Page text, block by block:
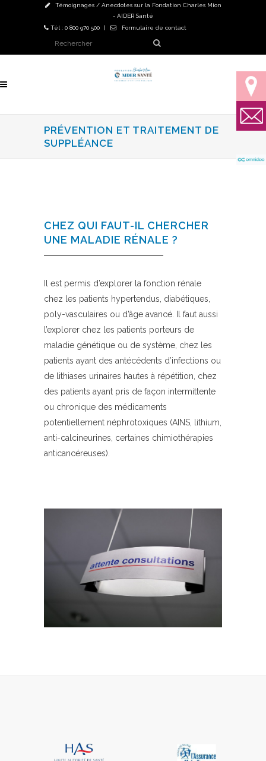
Témoignages / Anecdotes sur la Fondation Charles Mion
- AIDER Santé
Tél : 0 800 970 500 |
Formulaire de contact
PRÉVENTION ET TRAITEMENT DE
SUPPLÉANCE
CHEZ QUI FAUT-IL CHERCHER
UNE MALADIE RÉNALE ?
Il est permis d’explorer la fonction rénale
chez les patients hypertendus, diabétiques,
poly-vasculaires ou d’âge avancé. Il faut aussi
l’explorer chez les patients porteurs de
maladie génétique ou de système, chez les
patients ayant des antécédents d’infections ou
de lithiases urinaires hautes à répétition, chez
des patients ayant pris de façon intermittente
ou chronique des médicaments
potentiellement néphrotoxiques (AINS, lithium,
anti-calcineurines, certaines chimiothérapies
anticancéreuses).